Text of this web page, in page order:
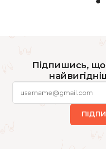
Підпишись,